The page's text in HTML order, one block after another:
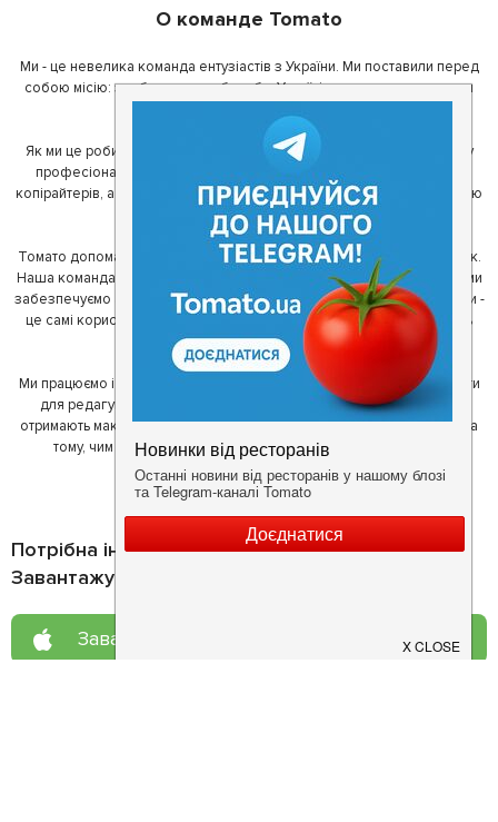
О команде Tomato
Ми - це невелика команда ентузіастів з України. Ми поставили перед
собою місію: зробити так, щоб де б в Україні ви не знаходилися, ви
Як ми це робимо? Для початку, ми зібрали приголомшливу команду
професіоналів - фахівців з дизайну, програмування, маркетингу,
копірайтерів, а за сумісництвом - любителів гарної їжі. З їх допомогою
ми створили Томато.
Томато допомагає своїм користувачам знайти цікаві місця неподалік.
Наша команда регулярно зв'язується з ресторанами - таким чином ми
забезпечуємо актуальність інформації. Друга частина нашої команди -
це самі користувачі, які діляться своїми враженнями і допомагають
один одному у виборі кращих місць.
Ми працюємо і з ресторанами. Для них ми надаємо зручні інструменти
для редагування інформації про себе - в результаті відвідувачі
отримають максимум інформації, а ресторан зможе зосередитися на
тому, чим він любить займатися більше всього - смачній їжі.
Потрібна інформація про заклад?
Завантажуйте додаток!
Завантажте у